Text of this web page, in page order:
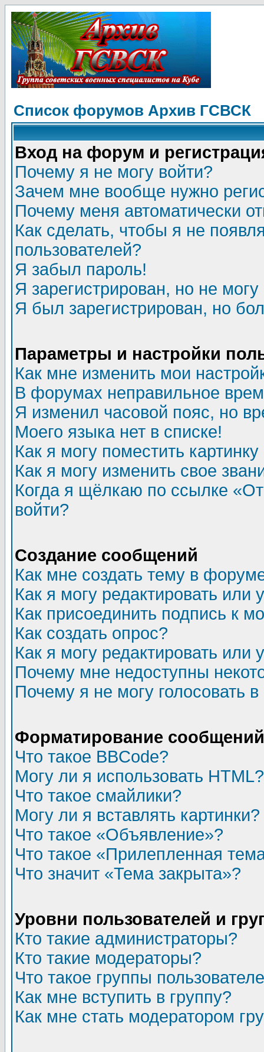
Список форумов Архив ГСВСК
Вход на форум и
Почему я не могу войти?
Зачем мне вообще нужно
Почему меня автоматически
Как сделать, чтобы я не
пользователей?
Я забыл пароль!
Я зарегистрирован, но не могу
Я был зарегистрирован, но
Параметры и настройки
Как мне изменить мои
В форумах неправильное
Я изменил часовой пояс, но
Моего языка нет в списке!
Как я могу поместить
Как я могу изменить свое
Когда я щёлкаю по ссылке
войти?
Создание сообщений
Как мне создать тему в
Как я могу редактировать или
Как присоединить подпись к
Как создать опрос?
Как я могу редактировать или
Почему мне недоступны
Почему я не могу голосовать
Форматирование
Что такое BBCode?
Могу ли я использовать HTML?
Что такое смайлики?
Могу ли я вставлять картинки?
Что такое «Объявление»?
Что такое «Прилепленная
Что значит «Тема закрыта»?
Уровни пользователей и
Кто такие администраторы?
Кто такие модераторы?
Что такое группы
Как мне вступить в группу?
Как мне стать модератором